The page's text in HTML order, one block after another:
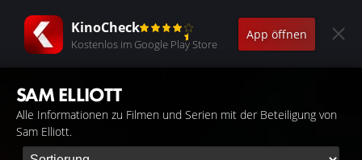
KinoCheck
Kostenlos im Google Play Store
App öffnen
SAM ELLIOTT
Alle Informationen zu Filmen und Serien mit der Beteiligung von
Sam Elliott.